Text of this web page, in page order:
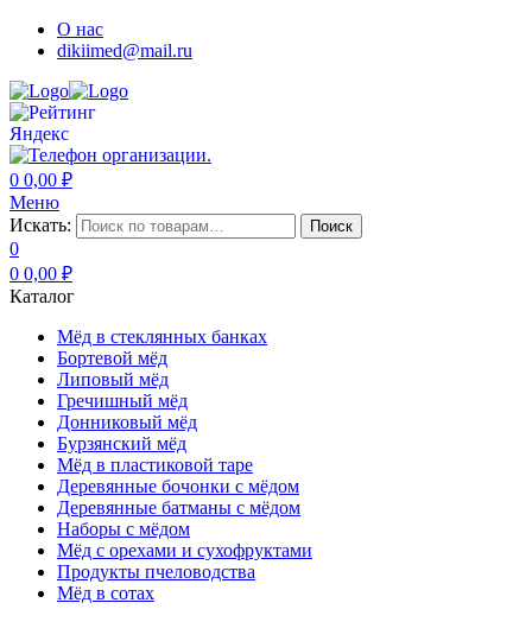
О нас
dikiimed@mail.ru
0 0,00 ₽
Меню
Искать:
Поиск
0
0 0,00 ₽
Каталог
Мёд в стеклянных банках
Бортевой мёд
Липовый мёд
Гречишный мёд
Донниковый мёд
Бурзянский мёд
Мёд в пластиковой таре
Деревянные бочонки с мёдом
Деревянные батманы с мёдом
Наборы с мёдом
Мёд с орехами и сухофруктами
Продукты пчеловодства
Мёд в сотах